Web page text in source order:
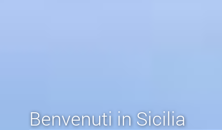
Benvenuti in Sicilia